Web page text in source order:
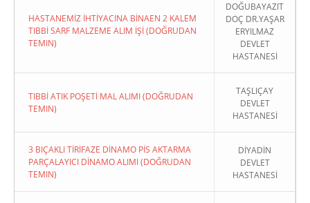
HASTANEMİZ İHTİYACINA BİNAEN 2 KALEM
TIBBİ SARF MALZEME ALIM İŞİ (DOĞRUDAN
TEMIN)
DOĞUBAYAZIT
DOÇ DR.YAŞAR
ERYILMAZ
DEVLET
HASTANESİ
TIBBİ ATIK POŞETİ MAL ALIMI (DOĞRUDAN
TEMIN)
TAŞLIÇAY
DEVLET
HASTANESİ
3 BIÇAKLI TİRİFAZE DİNAMO PİS AKTARMA
PARÇALAYICI DİNAMO ALIMI (DOĞRUDAN
TEMIN)
DİYADİN
DEVLET
HASTANESİ